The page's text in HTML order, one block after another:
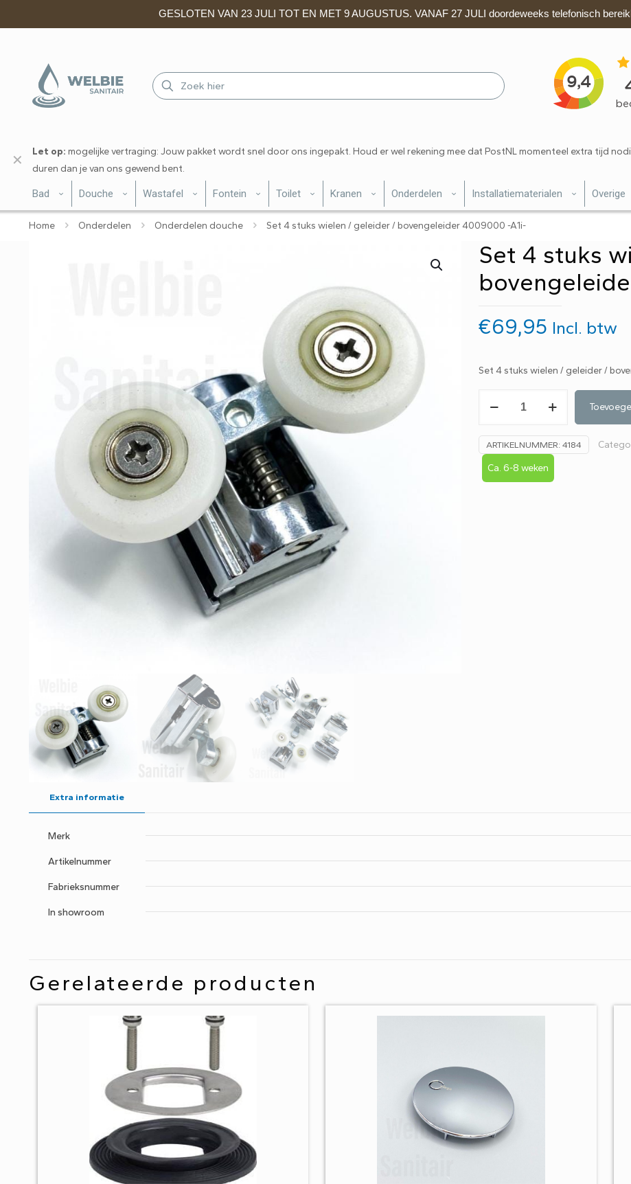
GESLOTEN VAN 23 JULI TOT EN MET 9 AUGUSTUS. VANAF 27 JULI doordeweeks telefonisch
Let op: mogelijke vertraging: Jouw pakket wordt snel door ons ingepakt. Houd er wel rekening mee dat PostNL momenteel extra tijd
duren dan je van ons gewend bent.
✕
Bad Douche Wastafel Fontein Toilet Kranen Onderdelen Installatiematerialen Overige
Home Onderdelen Onderdelen douche Set 4 stuks wielen / geleider / bovengeleider 4009000 -A1i-
Set 4 stuks
€69,95 Incl. btw
Set 4 stuks wielen / geleider /
wielen
geleider
ARTIKELNUMMER:4184
Ca. 6-8 weken
Extra informatie
Merk
Artikelnummer
Fabrieksnummer
In showroom
Gerelateerde producten